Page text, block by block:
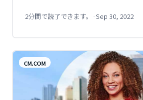
2分間で読了できます。 ·Sep 30, 2022
CM.COM